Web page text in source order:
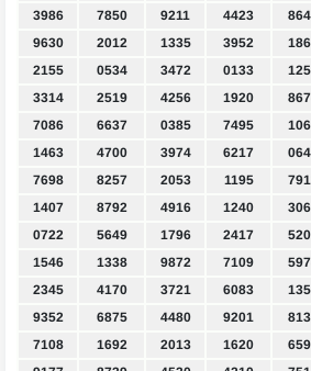
3986
7850 9211 4423
9630
2012 1335 3952
2155
0534 3472 0133
3314
2519 4256 1920
7086
6637 0385 7495
1463
4700 3974 6217
7698
8257 2053 1195
1407
8792 4916 1240
0722
5649 1796 2417
1546
1338 9872 7109
2345
4170 3721 6083
9352
6875 4480 9201
7108
1692 2013 1620